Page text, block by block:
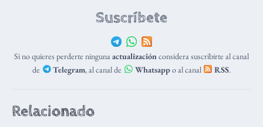
Suscríbete
Si no quieres perderte ningunaactualizaciónconsidera suscribirte al canal
de
Telegram, al canal de Whatsappo al canal RSS.
Relacionado